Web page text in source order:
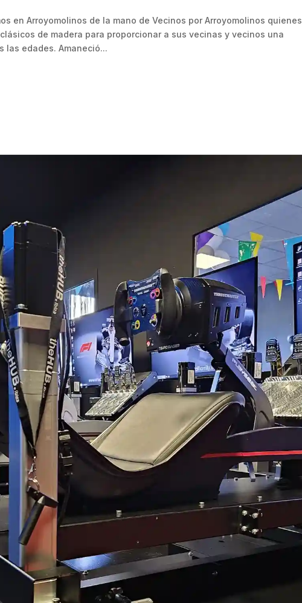
en Arroyomolinos de la mano de Vecinos por Arroyomolinos quienes
de madera para proporcionar a sus vecinas y vecinos una
las edades. Amaneció...